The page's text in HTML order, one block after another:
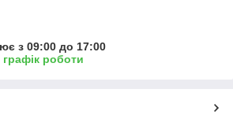
з 09:00 до 17:00
роботи